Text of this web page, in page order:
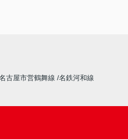
古屋市営鶴舞線 名鉄河和線